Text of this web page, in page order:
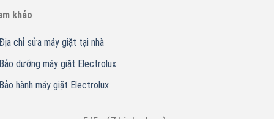
khảo
Địa chỉ sửa máy giặt tại nhà
Bảo dưỡng máy giặt Electrolux
Bảo hành máy giặt Electrolux